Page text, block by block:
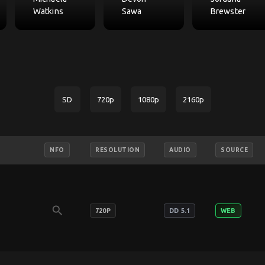
Watkins
Sawa
Brewster
SD 720p 1080p 2160p
NFO RESOLUTION AUDIO SOURCE
search 720P DD 5.1 WEB